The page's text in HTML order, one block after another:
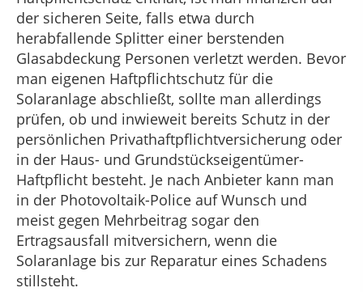
der sicheren Seite, falls etwa durch
herabfallende Splitter einer berstenden
Glasabdeckung Personen verletzt werden. Bevor
man eigenen Haftpflichtschutz für die
Solaranlage abschließt, sollte man allerdings
prüfen, ob und inwieweit bereits Schutz in der
persönlichen Privathaftpflichtversicherung oder
in der Haus- und Grundstückseigentümer-
Haftpflicht besteht. Je nach Anbieter kann man
in der Photovoltaik-Police auf Wunsch und
meist gegen Mehrbeitrag sogar den
Ertragsausfall mitversichern, wenn die
Solaranlage bis zur Reparatur eines Schadens
stillsteht.